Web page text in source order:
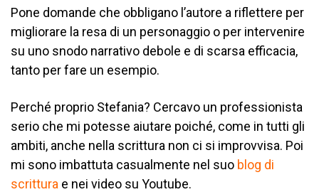
Pone domande che obbligano l’autore a riflettere per
migliorare la resa di un personaggio o per intervenire
su uno snodo narrativo debole e di scarsa efficacia,
tanto per fare un esempio.
Perché proprio Stefania? Cercavo un professionista
serio che mi potesse aiutare poiché, come in tutti gli
ambiti, anche nella scrittura non ci si improvvisa. Poi
mi sono imbattuta casualmente nel suo blog di
scrittura e nei video su Youtube.